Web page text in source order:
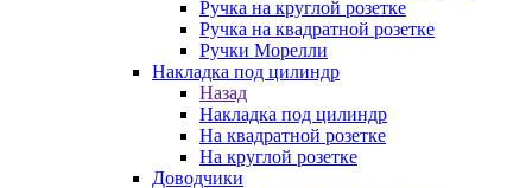
Ручка на круглой розетке
Ручка на квадратной розетке
Ручки Морелли
Накладка под цилиндр
Назад
Накладка под цилиндр
На квадратной розетке
На круглой розетке
Доводчики